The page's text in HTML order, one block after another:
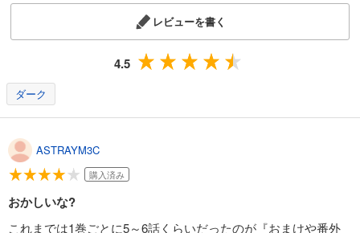
レビューを書く
4.5
ダーク
ASTRAYM3C
購入済み
おかしいな?
これまでは1巻ごとに5～6話くらいだったのが『おまけや番外